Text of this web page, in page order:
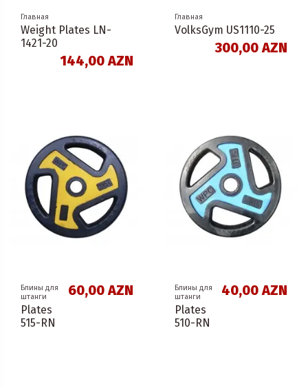
Главная
Weight Plates LN-
1421-20
144,00 AZN
Главная
VolksGym US1110-25
300,00 AZN
Блины для
штанги
Plates
515-RN
60,00 AZN
Блины для
штанги
Plates
510-RN
40,00 AZN